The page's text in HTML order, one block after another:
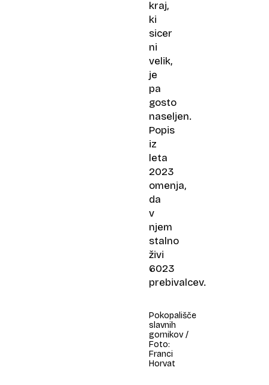
kraj,
ki
sicer
ni
velik,
je
pa
gosto
naseljen.
Popis
iz
leta
2023
omenja,
da
v
njem
stalno
živi
6023
prebivalcev.
Pokopališče
slavnih
gornikov /
Foto:
Franci
Horvat